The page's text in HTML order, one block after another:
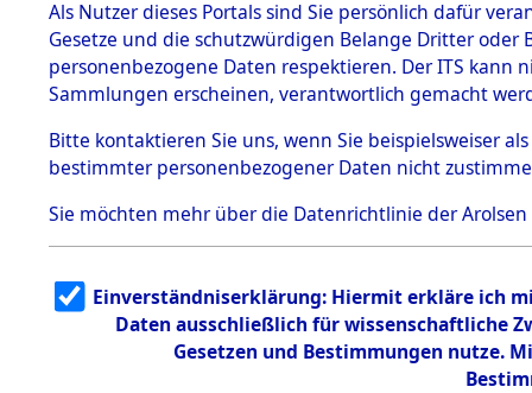
Effekten
1.2.9.1
Effekten aus
dem KZ
Dachau
1.2.9.2
Effekten aus
dem KZ
Bayerisches
1.2.9.3
Effekten aus
dem KZ
Neuengamm Einen Kommentar
Als Nutzer dieses Portals sind Sie persönlich dafür
Gesetze und die schutzwürdigen Belange Dritter
personenbezogene Daten respektieren. Der ITS
Sammlungen erscheinen, verantwortlich gemacht
Bitte kontaktieren Sie uns, wenn Sie beispielsweiser
bestimmter personenbezogener Daten nicht
Sie möchten mehr über die Datenrichtlinie der Arolsen
Einverständniserklärung: Hiermit erkläre ich
Daten ausschließlich für wissenschaftliche
Gesetzen und Bestimmungen nutze.